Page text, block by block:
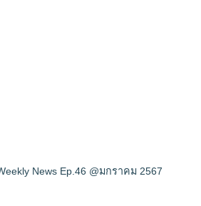
News Ep.46 @มกราคม 2567